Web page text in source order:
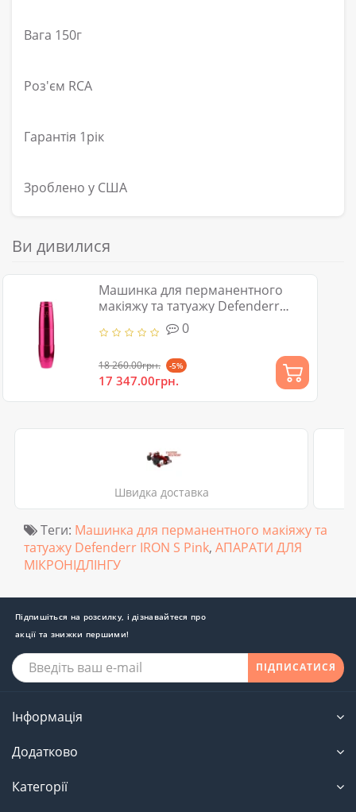
Вага 150г
Роз'єм RCA
Гарантія 1рік
Зроблено у США
Ви дивилися
Машинка для перманентного
макіяжу та татуажу Defenderr
IRON S Pink
0
18 260.00грн. -5%
17 347.00грн.
Швидка доставка
Теги: Машинка для перманентного макіяжу та
татуажу Defenderr IRON S Pink, АПАРАТИ ДЛЯ
МІКРОНІДЛІНГУ
Підпишіться на розсилку, і дізнавайтеся про
акції та знижки першими!
ПІДПИСАТИСЯ
Інформація
Додатково
Категорії